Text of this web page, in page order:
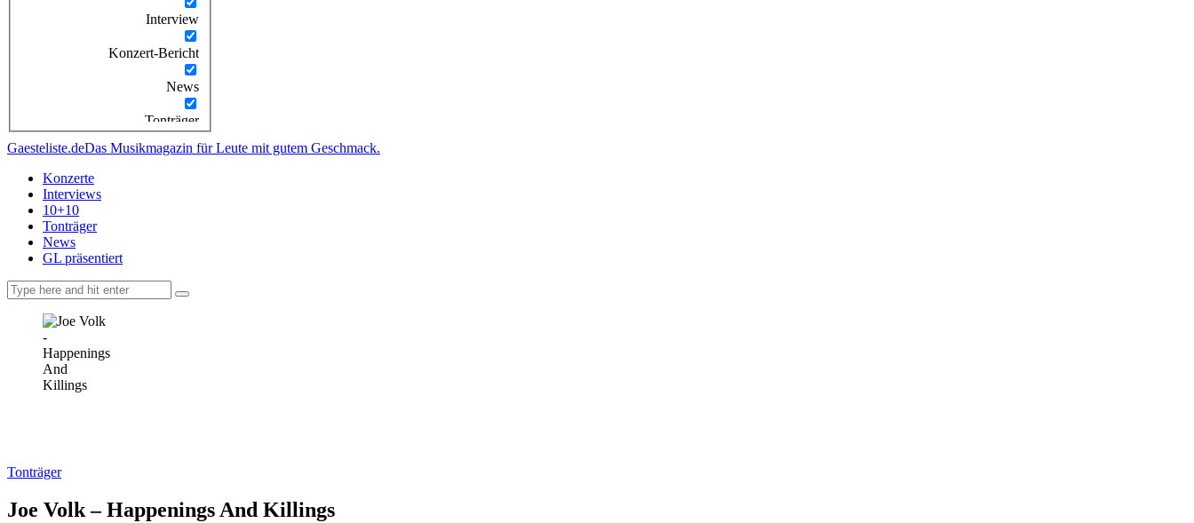
Interview
Konzert-Bericht
News
Tonträger
Gaesteliste.deDas Musikmagazin für Leute mit gutem Geschmack.
Konzerte
Interviews
10+10
Tonträger
News
GL präsentiert
Tonträger
Joe Volk – Happenings And Killings